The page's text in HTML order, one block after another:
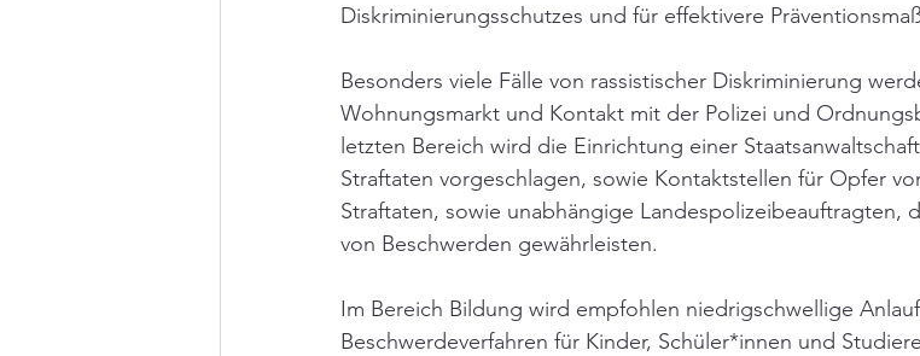
Diskriminierungsschutzes und für effektivere
Besonders viele Fälle von rassistischer Diskriminierung
Wohnungsmarkt und Kontakt mit der Polizei und
letzten Bereich wird die Einrichtung einer
Straftaten vorgeschlagen, sowie Kontaktstellen für Opfer
Straftaten, sowie unabhängige Landespolizeibeauftragten,
von Beschwerden gewährleisten.
Im Bereich Bildung wird empfohlen niedrigschwellige
Beschwerdeverfahren für Kinder, Schüler*innen und